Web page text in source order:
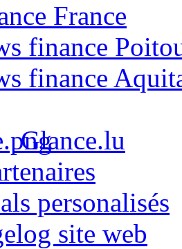
France
finance
finance
Glance.lu
personalisés
site web